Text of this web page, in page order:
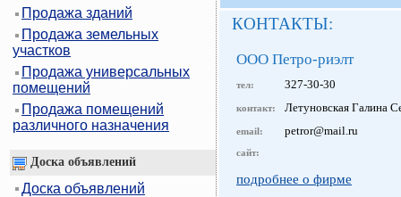
Продажа зданий
Продажа земельных
участков
Продажа универсальных
помещений
Продажа помещений
различного назначения
Доска объявлений
Доска объявлений
КОНТАКТЫ:
ООО Петро-риэлт
тел: 327-30-30
контакт: Летуновская Галина
email: petror@mail.ru
сайт:
подробнее о фирме